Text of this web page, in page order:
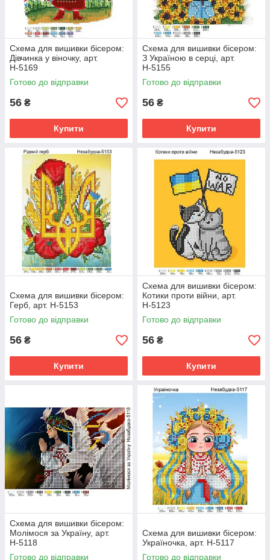
Схема для вишивки бісером:
Дівчинка у віночку, арт.
Н-5169
Готово до відправки
56 ₴
Купити
Схема для вишивки бісером:
З Україною в серці, арт.
Н-5155
Готово до відправки
56 ₴
Купити
Схема для вишивки бісером:
Герб, арт. Н-5153
Готово до відправки
56 ₴
Купити
Схема для вишивки бісером:
Котики проти війни, арт.
Н-5123
Готово до відправки
56 ₴
Купити
Схема для вишивки бісером:
Молімося за Україну, арт.
Н-5118
Готово до відправки
Схема для вишивки бісером:
Україночка, арт. Н-5117
Готово до відправки